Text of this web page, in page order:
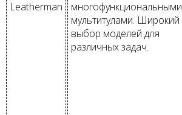
Leatherman
многофункциональными
мультитулами. Широкий
выбор моделей для
различных задач.